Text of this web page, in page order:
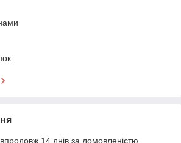
14 днів за домовленістю